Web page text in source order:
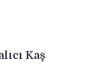
Kaş